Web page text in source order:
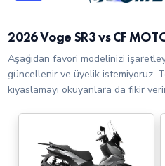
2026 Voge SR3 vs CF
Aşağıdan favori modelinizi
güncellenir ve üyelik istemiyoruz.
kıyaslamayı okuyanlara da fikir